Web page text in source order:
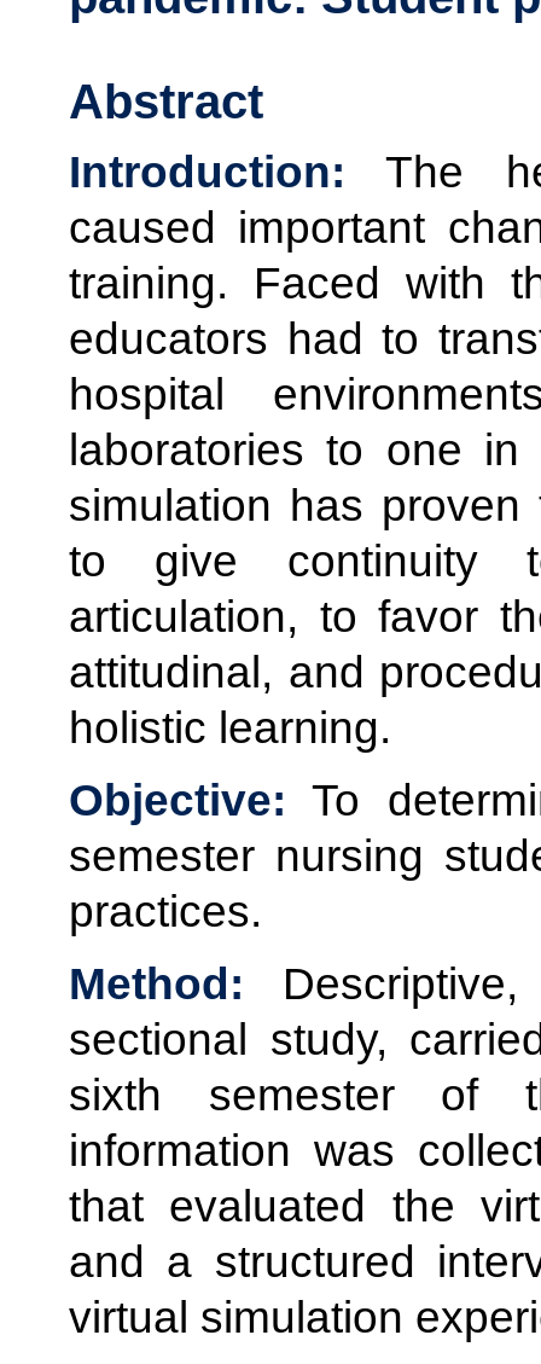
Abstract
Introduction: The
caused important
training. Faced with
educators had to
hospital
laboratories to one in
simulation has
to give continuity
articulation, to favor
attitudinal, and
holistic learning.
Objective: To
semester nursing
practices.
Method:
sectional study,
sixth semester of
information was
that evaluated the
and a structured
virtual simulation